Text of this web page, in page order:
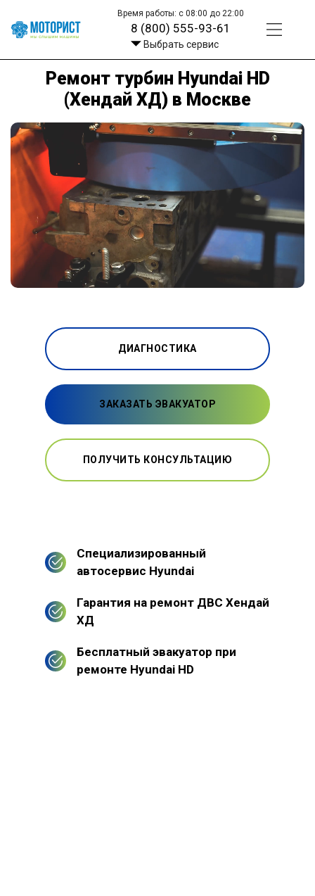
Время работы: с 08:00 до 22:00
8 (800) 555-93-61
Выбрать сервис
Ремонт турбин Hyundai HD
(Хендай ХД) в Москве
ДИАГНОСТИКА
ЗАКАЗАТЬ ЭВАКУАТОР
ПОЛУЧИТЬ КОНСУЛЬТАЦИЮ
Специализированный
автосервис Hyundai
Гарантия на ремонт ДВС Хендай
ХД
Бесплатный эвакуатор при
ремонте Hyundai HD